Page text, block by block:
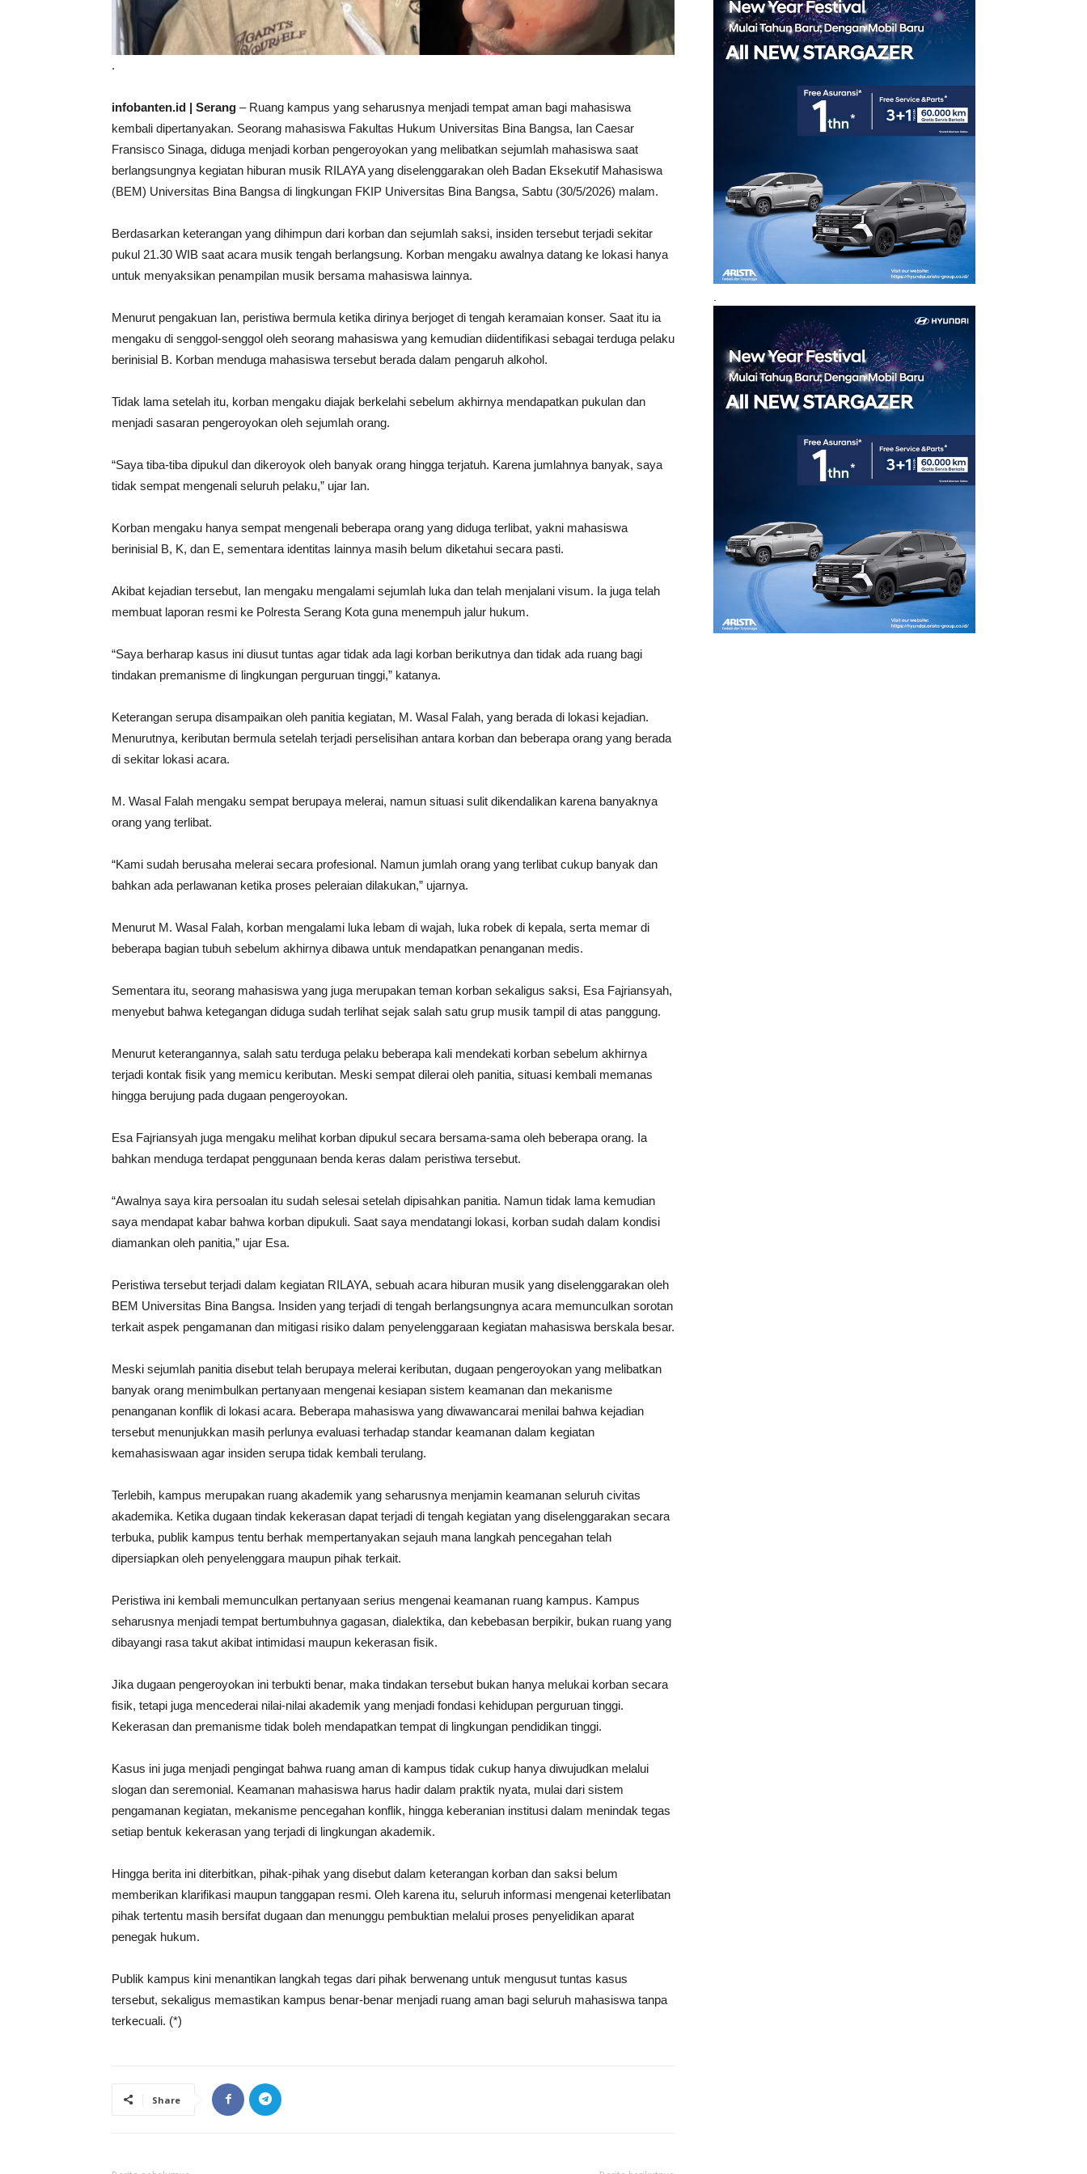
.
infobanten.id | Serang – Ruang kampus yang seharusnya menjadi tempat aman bagi mahasiswa
kembali dipertanyakan. Seorang mahasiswa Fakultas Hukum Universitas Bina Bangsa, Ian Caesar
Fransisco Sinaga, diduga menjadi korban pengeroyokan yang melibatkan sejumlah mahasiswa saat
berlangsungnya kegiatan hiburan musik RILAYA yang diselenggarakan oleh Badan Eksekutif Mahasiswa
(BEM) Universitas Bina Bangsa di lingkungan FKIP Universitas Bina Bangsa, Sabtu (30/5/2026) malam.
Berdasarkan keterangan yang dihimpun dari korban dan sejumlah saksi, insiden tersebut terjadi sekitar
pukul 21.30 WIB saat acara musik tengah berlangsung. Korban mengaku awalnya datang ke lokasi hanya
untuk menyaksikan penampilan musik bersama mahasiswa lainnya.
Menurut pengakuan Ian, peristiwa bermula ketika dirinya berjoget di tengah keramaian konser. Saat itu ia
mengaku di senggol-senggol oleh seorang mahasiswa yang kemudian diidentifikasi sebagai terduga pelaku
berinisial B. Korban menduga mahasiswa tersebut berada dalam pengaruh alkohol.
Tidak lama setelah itu, korban mengaku diajak berkelahi sebelum akhirnya mendapatkan pukulan dan
menjadi sasaran pengeroyokan oleh sejumlah orang.
“Saya tiba-tiba dipukul dan dikeroyok oleh banyak orang hingga terjatuh. Karena jumlahnya banyak, saya
tidak sempat mengenali seluruh pelaku,” ujar Ian.
Korban mengaku hanya sempat mengenali beberapa orang yang diduga terlibat, yakni mahasiswa
berinisial B, K, dan E, sementara identitas lainnya masih belum diketahui secara pasti.
Akibat kejadian tersebut, Ian mengaku mengalami sejumlah luka dan telah menjalani visum. Ia juga telah
membuat laporan resmi ke Polresta Serang Kota guna menempuh jalur hukum.
“Saya berharap kasus ini diusut tuntas agar tidak ada lagi korban berikutnya dan tidak ada ruang bagi
tindakan premanisme di lingkungan perguruan tinggi,” katanya.
Keterangan serupa disampaikan oleh panitia kegiatan, M. Wasal Falah, yang berada di lokasi kejadian.
Menurutnya, keributan bermula setelah terjadi perselisihan antara korban dan beberapa orang yang berada
di sekitar lokasi acara.
M. Wasal Falah mengaku sempat berupaya melerai, namun situasi sulit dikendalikan karena banyaknya
orang yang terlibat.
“Kami sudah berusaha melerai secara profesional. Namun jumlah orang yang terlibat cukup banyak dan
bahkan ada perlawanan ketika proses peleraian dilakukan,” ujarnya.
Menurut M. Wasal Falah, korban mengalami luka lebam di wajah, luka robek di kepala, serta memar di
beberapa bagian tubuh sebelum akhirnya dibawa untuk mendapatkan penanganan medis.
Sementara itu, seorang mahasiswa yang juga merupakan teman korban sekaligus saksi, Esa Fajriansyah,
menyebut bahwa ketegangan diduga sudah terlihat sejak salah satu grup musik tampil di atas panggung.
Menurut keterangannya, salah satu terduga pelaku beberapa kali mendekati korban sebelum akhirnya
terjadi kontak fisik yang memicu keributan. Meski sempat dilerai oleh panitia, situasi kembali memanas
hingga berujung pada dugaan pengeroyokan.
Esa Fajriansyah juga mengaku melihat korban dipukul secara bersama-sama oleh beberapa orang. Ia
bahkan menduga terdapat penggunaan benda keras dalam peristiwa tersebut.
“Awalnya saya kira persoalan itu sudah selesai setelah dipisahkan panitia. Namun tidak lama kemudian
saya mendapat kabar bahwa korban dipukuli. Saat saya mendatangi lokasi, korban sudah dalam kondisi
diamankan oleh panitia,” ujar Esa.
Peristiwa tersebut terjadi dalam kegiatan RILAYA, sebuah acara hiburan musik yang diselenggarakan oleh
BEM Universitas Bina Bangsa. Insiden yang terjadi di tengah berlangsungnya acara memunculkan sorotan
terkait aspek pengamanan dan mitigasi risiko dalam penyelenggaraan kegiatan mahasiswa berskala besar.
Meski sejumlah panitia disebut telah berupaya melerai keributan, dugaan pengeroyokan yang melibatkan
banyak orang menimbulkan pertanyaan mengenai kesiapan sistem keamanan dan mekanisme
penanganan konflik di lokasi acara. Beberapa mahasiswa yang diwawancarai menilai bahwa kejadian
tersebut menunjukkan masih perlunya evaluasi terhadap standar keamanan dalam kegiatan
kemahasiswaan agar insiden serupa tidak kembali terulang.
Terlebih, kampus merupakan ruang akademik yang seharusnya menjamin keamanan seluruh civitas
akademika. Ketika dugaan tindak kekerasan dapat terjadi di tengah kegiatan yang diselenggarakan secara
terbuka, publik kampus tentu berhak mempertanyakan sejauh mana langkah pencegahan telah
dipersiapkan oleh penyelenggara maupun pihak terkait.
Peristiwa ini kembali memunculkan pertanyaan serius mengenai keamanan ruang kampus. Kampus
seharusnya menjadi tempat bertumbuhnya gagasan, dialektika, dan kebebasan berpikir, bukan ruang yang
dibayangi rasa takut akibat intimidasi maupun kekerasan fisik.
Jika dugaan pengeroyokan ini terbukti benar, maka tindakan tersebut bukan hanya melukai korban secara
fisik, tetapi juga mencederai nilai-nilai akademik yang menjadi fondasi kehidupan perguruan tinggi.
Kekerasan dan premanisme tidak boleh mendapatkan tempat di lingkungan pendidikan tinggi.
Kasus ini juga menjadi pengingat bahwa ruang aman di kampus tidak cukup hanya diwujudkan melalui
slogan dan seremonial. Keamanan mahasiswa harus hadir dalam praktik nyata, mulai dari sistem
pengamanan kegiatan, mekanisme pencegahan konflik, hingga keberanian institusi dalam menindak tegas
setiap bentuk kekerasan yang terjadi di lingkungan akademik.
Hingga berita ini diterbitkan, pihak-pihak yang disebut dalam keterangan korban dan saksi belum
memberikan klarifikasi maupun tanggapan resmi. Oleh karena itu, seluruh informasi mengenai keterlibatan
pihak tertentu masih bersifat dugaan dan menunggu pembuktian melalui proses penyelidikan aparat
penegak hukum.
Publik kampus kini menantikan langkah tegas dari pihak berwenang untuk mengusut tuntas kasus
tersebut, sekaligus memastikan kampus benar-benar menjadi ruang aman bagi seluruh mahasiswa tanpa
terkecuali. (*)
Share